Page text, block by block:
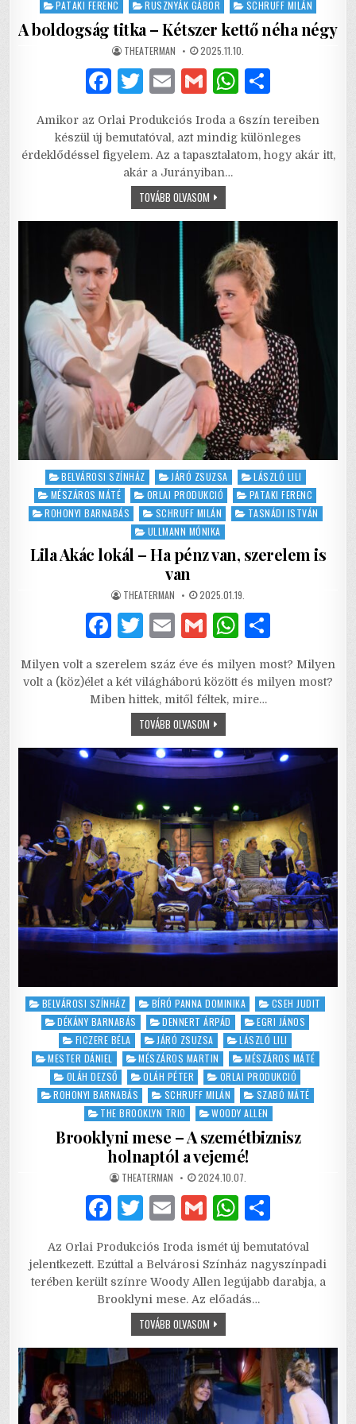
in
PATAKI FERENC
RUSZNYÁK GÁBOR SCHRUFF MILÁN
A boldogság titka – Kétszer kettő néha négy
AUTHOR:
THEATERMAN PUBLISHED
DATE:
2025.11.10.
F
c
e
b
k
T
it
te
r
E
ai
l
G
ai
l
W
at
s
p
ar
e
Amikor az Orlai Produkciós Iroda a 6szín tereiben
készül új bemutatóval, azt mindig különleges
érdeklődéssel figyelem. Az a tapasztalatom, hogy akár itt,
akár a Jurányiban…
TOVÁBB OLVASOMA
BOLDOGSÁG
KÉTSZER
KETTŐ
NÉHA
NÉGY
Posted
in
BELVÁROSI SZÍNHÁZ JÁRÓ ZSUZSA
LÁSZLÓ LILI
MÉSZÁROS MÁTÉ
ORLAI PRODUKCIÓ
PATAKI FERENC
ROHONYI BARNABÁS
SCHRUFF MILÁN
TASNÁDI ISTVÁN
ULLMANN MÓNIKA
Lila Akác lokál – Ha pénz van, szerelem is
van
AUTHOR:
THEATERMAN PUBLISHED
DATE:
2025.01.19.
F
c
e
o
o
T
it
te
r
E
ai
l
G
ai
l
W
at
s
p
p
ar
Milyen volt a szerelem száz éve és milyen most? Milyen
volt a (köz)élet a két világháború között és milyen most?
Miben hittek, mitől féltek, mire…
TOVÁBB OLVASOMLILA
AKÁC
–
HA
PÉNZ
VAN
Posted
BELVÁROSI SZÍNHÁZ BÍRÓ PANNA DOMINIKA
CSEH JUDIT
DÉKÁNY BARNABÁS
DENNERT ÁRPÁD
EGRI JÁNOS
FICZERE BÉLA
JÁRÓ ZSUZSA
LÁSZLÓ LILI
MESTER DÁNIEL
MÉSZÁROS MARTIN
MÉSZÁROS MÁTÉ
OLÁH DEZSŐ
OLÁH PÉTER
ORLAI PRODUKCIÓ
ROHONYI BARNABÁS
SCHRUFF MILÁN
SZABÓ MÁTÉ
THE BROOKLYN TRIO
WOODY ALLEN
Brooklyni mese – A szemétbiznisz
holnaptól a vejemé!
AUTHOR:
THEATERMAN PUBLISHED
DATE:
2024.10.07.
F
c
e
b
o
k
T
it
te
r
E
ai
l
G
ai
l
W
at
s
A
p
ar
e
Az Orlai Produkciós Iroda ismét új bemutatóval
jelentkezett. Ezúttal a Belvárosi Színház nagyszínpadi
terében került színre Woody Allen legújabb darabja, a
Brooklyni mese. Az előadás…
TOVÁBB OLVASOMBROOKLYNI
MESE
–
SZEMÉTBIZNISZ
HOLNAPTÓL
A
VEJEMÉ!